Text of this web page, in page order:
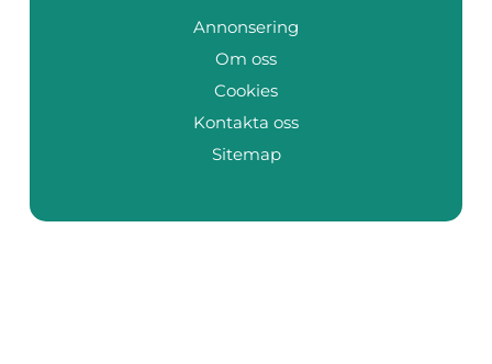
Annonsering
Om oss
Cookies
Kontakta oss
Sitemap